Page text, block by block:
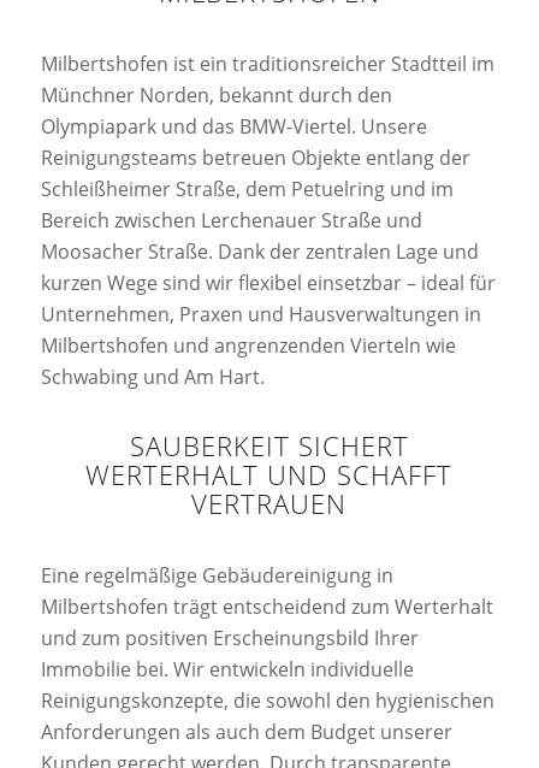
Milbertshofen ist ein traditionsreicher Stadtteil im
Münchner Norden, bekannt durch den
Olympiapark und das BMW-Viertel. Unsere
Reinigungsteams betreuen Objekte entlang der
Schleißheimer Straße, dem Petuelring und im
Bereich zwischen Lerchenauer Straße und
Moosacher Straße. Dank der zentralen Lage und
kurzen Wege sind wir flexibel einsetzbar – ideal für
Unternehmen, Praxen und Hausverwaltungen in
Milbertshofen und angrenzenden Vierteln wie
Schwabing und Am Hart.
SAUBERKEIT SICHERT
WERTERHALT UND SCHAFFT
VERTRAUEN
Eine regelmäßige Gebäudereinigung in
Milbertshofen trägt entscheidend zum Werterhalt
und zum positiven Erscheinungsbild Ihrer
Immobilie bei. Wir entwickeln individuelle
Reinigungskonzepte, die sowohl den hygienischen
Anforderungen als auch dem Budget unserer